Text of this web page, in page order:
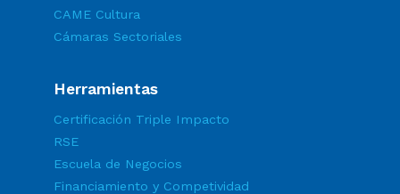
CAME Cultura
Cámaras Sectoriales
Herramientas
Certificación Triple Impacto
RSE
Escuela de Negocios
Financiamiento y Competividad